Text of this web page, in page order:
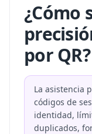
¿Cómo
por QR?
La asistencia
códigos de
identidad,
duplicados,